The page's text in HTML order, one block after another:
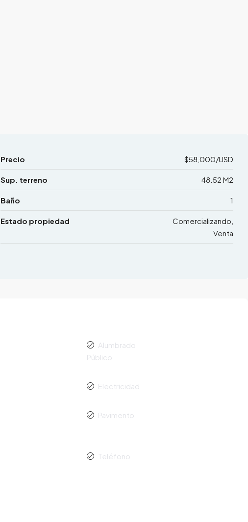
Precio $58,000/USD
Sup. terreno 48.52 M2
Baño 1
Estado propiedad
Comercializando,
Venta
Alumbrado
Público
Electricidad
Pavimento
Teléfono